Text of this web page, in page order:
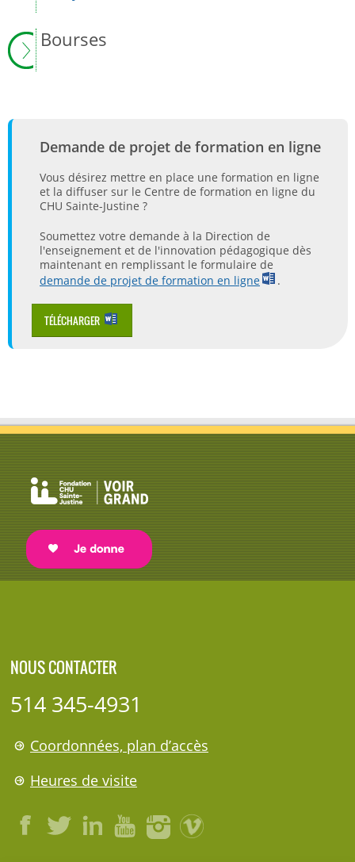
Bourses
Demande de projet de formation en ligne
Vous désirez mettre en place une formation en ligne
et la diffuser sur le Centre de formation en ligne du
CHU Sainte-Justine ?
Soumettez votre demande à la Direction de
l'enseignement et de l'innovation pédagogique dès
maintenant en remplissant le formulaire de
demande de projet de formation en ligne
.
TÉLÉCHARGER
NOUS CONTACTER
514 345-4931
Coordonnées, plan d’accès
Heures de visite